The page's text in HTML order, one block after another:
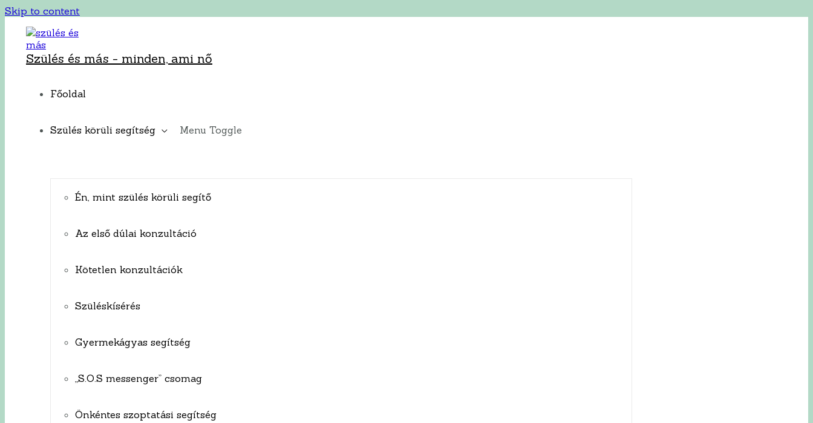
Skip to content
Szülés és más - minden, ami nő
Főoldal
Szülés körüli segítség Menu Toggle
Én, mint szülés körüli segítő
Az első dúlai konzultáció
Kötetlen konzultációk
Szüléskísérés
Gyermekágyas segítség
„S.O.S messenger” csomag
Önkéntes szoptatási segítség